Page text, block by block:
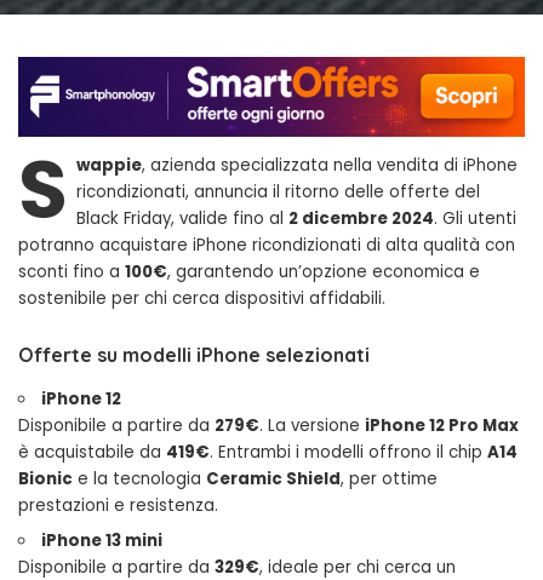
S wappie, azienda specializzata nella vendita di iPhone
ricondizionati, annuncia il ritorno delle offerte del
Black Friday, valide fino al 2 dicembre 2024. Gli utenti
potranno acquistare iPhone ricondizionati di alta qualità con
sconti fino a 100€, garantendo un’opzione economica e
sostenibile per chi cerca dispositivi affidabili.
Offerte su modelli iPhone selezionati
iPhone 12
Disponibile a partire da 279€. La versione iPhone 12 Pro Max
è acquistabile da 419€. Entrambi i modelli offrono il chip A14
Bionic e la tecnologia Ceramic Shield, per ottime
prestazioni e resistenza.
iPhone 13 mini
Disponibile a partire da 329€, ideale per chi cerca un